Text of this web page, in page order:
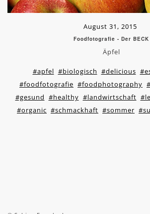
August 31, 2015
Foodfotografie - Der BECK
Äpfel
#apfel #biologisch #delicious
#foodfotografie #foodphotography
#gesund #healthy #landwirtschaft
#organic #schmackhaft #sommer